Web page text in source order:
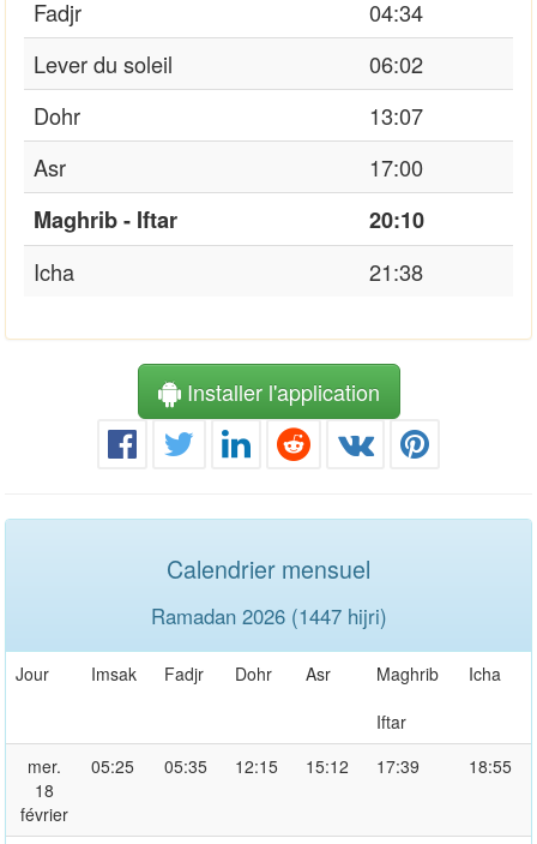
Fadjr
04:34
Lever du soleil
06:02
Dohr
13:07
Asr
17:00
Maghrib - Iftar
20:10
Icha
21:38
Installer l'application
Calendrier mensuel
Ramadan 2026 (1447 hijri)
Jour Imsak Fadjr Dohr Asr
Maghrib
Iftar
Icha
mer.
18
février
05:25 05:35 12:15 15:12 17:39 18:55